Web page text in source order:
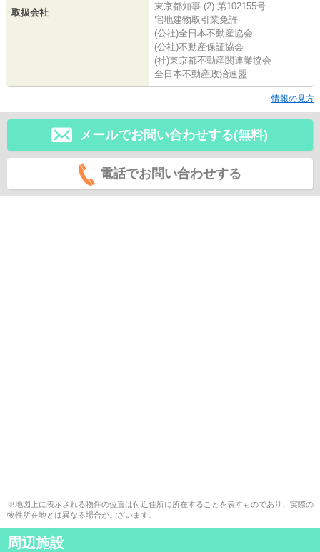
取扱会社
東京都知事 (2) 第102155号
宅地建物取引業免許
(公社)全日本不動産協会
(公社)不動産保証協会
(社)東京都不動産関連業協会
全日本不動産政治連盟
情報の見方
メールでお問い合わせする(無料)
電話でお問い合わせする
※地図上に表示される物件の位置は付近住所に所在することを表すものであり、実際の
物件所在地とは異なる場合がございます。
周辺施設